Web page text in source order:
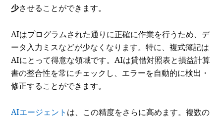
少させることができます。
AIはプログラムされた通りに正確に作業を行うため、デ
ータ入力ミスなどが少なくなります。特に、複式簿記は
AIにとって得意な領域です。AIは貸借対照表と損益計算
書の整合性を常にチェックし、エラーを自動的に検出・
修正することができます。
AIエージェント は、この精度をさらに高めます。複数の